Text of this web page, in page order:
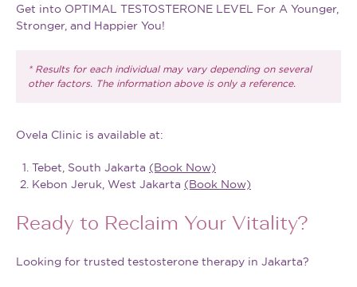
Get into OPTIMAL TESTOSTERONE LEVEL For A Younger,
Stronger, and Happier You!
* Results for each individual may vary depending on several
other factors. The information above is only a reference.
Ovela Clinic is available at:
Tebet, South Jakarta (Book Now)
Kebon Jeruk, West Jakarta (Book Now)
Ready to Reclaim Your Vitality?
Looking for trusted testosterone therapy in Jakarta?